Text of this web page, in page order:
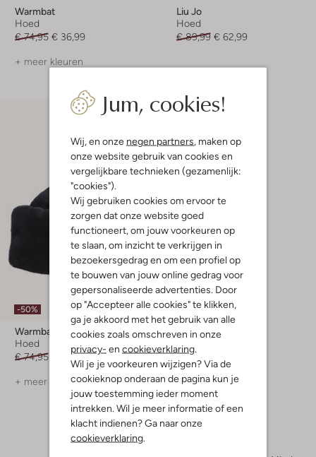
Jum, cookies!
Wij, en onze negen partners , maken op
onze website gebruik van cookies en
vergelijkbare technieken (gezamenlijk:
"cookies").
Wij gebruiken cookies om ervoor te
zorgen dat onze website goed
functioneert, om jouw voorkeuren op
te slaan, om inzicht te verkrijgen in
bezoekersgedrag en om een profiel op
te bouwen van jouw online gedrag voor
gepersonaliseerde advertenties. Door
op "Accepteer alle cookies" te klikken,
ga je akkoord met het gebruik van alle
cookies zoals omschreven in onze
privacy- en cookieverklaring
Wil je je voorkeuren wijzigen? Via de
cookieknop onderaan de pagina kun je
jouw toestemming ieder moment
intrekken. Wil je meer informatie of een
klacht indienen? Ga naar onze
cookieverklaring
Warmbat
Hoed
€ 74,95 € 36,99
+ meer kleuren
Liu Jo
Hoed
€ 89,99 € 62,99
-50%
Warmbat
Hoed
€ 74,95
€ 36,99
+ meer kleuren